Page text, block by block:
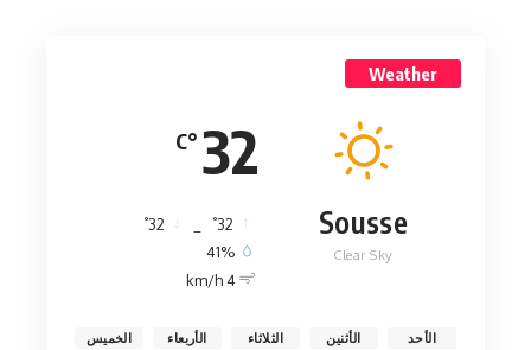
Weather
32
°C
Sousse
Clear Sky
32
°
32
°
41%
4 km/h
الأحد الأثنين الثلاثاء الأربعاء الخميس